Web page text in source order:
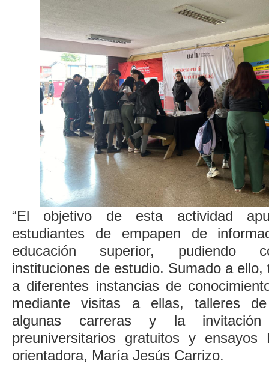
“El objetivo de esta actividad
estudiantes de empapen de
educación superior, pudiendo
instituciones de estudio. Sumado a
a diferentes instancias de
mediante visitas a ellas, talleres
algunas carreras y la
preuniversitarios gratuitos y ensayos
orientadora, María Jesús Carrizo.